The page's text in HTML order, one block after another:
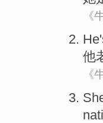
《
He
他
《